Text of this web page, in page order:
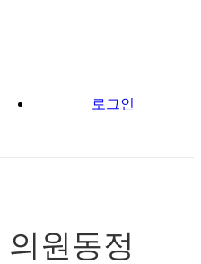
로그인
의원동정